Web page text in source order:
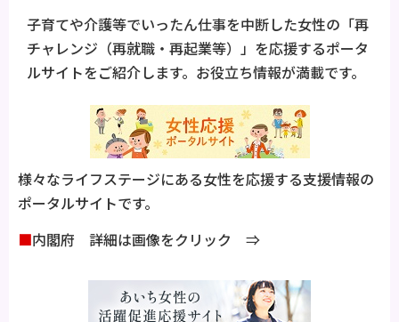
子育てや介護等でいったん仕事を中断した女性の「再
チャレンジ（再就職・再起業等）」を応援するポータ
ルサイトをご紹介します。お役立ち情報が満載です。
様々なライフステージにある女性を応援する支援情報の
ポータルサイトです。
■内閣府 詳細は画像をクリック ⇒